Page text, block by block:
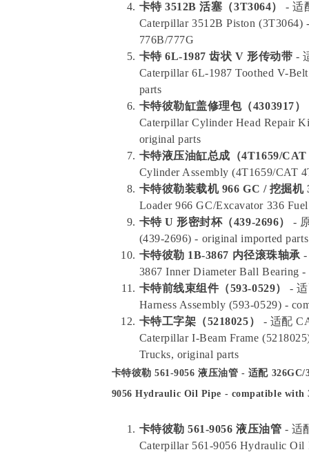
卡特 3512B 活塞（3T3064）
- 适
Caterpillar 3512B Piston
776B/777G
卡特 6L-1987 齿状 V 形传动带 -
Caterpillar 6L-1987 Toothed V-
parts
卡特彼勒缸盖修理包（4303917）
Caterpillar Cylinder Head Repair
original parts
卡特液压油缸总成（4T1659/CAT
Cylinder Assembly (4T1659/CAT
卡特彼勒装载机 966 GC / 挖掘机
Loader 966 GC/Excavator 336
卡特 U 形密封杯（439-2696）
-
(439-2696) - original imported parts
卡特彼勒 1B-3867 内径滚珠轴承 -
3867 Inner Diameter Ball Bearing
卡特前线束组件（593-0529）
-
Harness Assembly (593-0529) -
卡特工字架（5218025）
- 适配
Caterpillar I-Beam Frame
Trucks, original parts
卡特彼勒 561-9056 液压油管 - 适配
9056 Hydraulic Oil Pipe - compatible with
卡特彼勒 561-9056 液压油管 - 适
Caterpillar 561-9056 Hydraulic Oil